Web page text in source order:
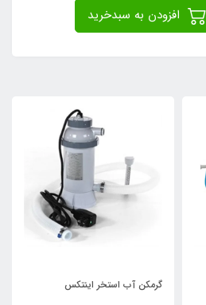
گرمکن آب استخر اینتکس